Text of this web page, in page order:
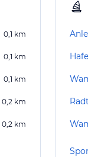
0,1 km
0,1 km
0,1 km
0,2 km
0,2 km